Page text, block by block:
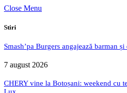
Close Menu
Stiri
Smash’pa Burgers angajează barman
7 august 2026
CHERY vine la Botoșani: weekend cu